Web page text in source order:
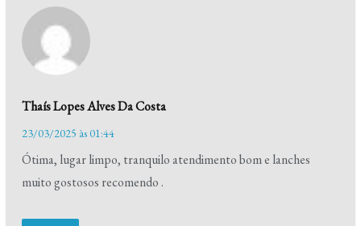
Thaís Lopes Alves Da Costa
23/03/2025 às 01:44
Ótima, lugar limpo, tranquilo atendimento bom e lanches
muito gostosos recomendo .